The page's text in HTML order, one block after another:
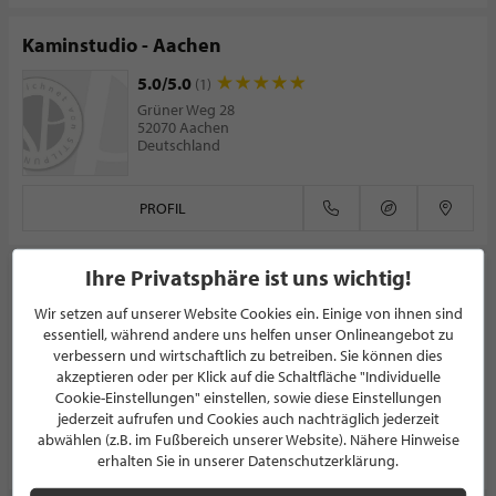
Kaminstudio - Aachen
5.0/5.0 (1)
Grüner Weg 28
52070 Aachen
Deutschland
PROFIL
art of fire Design-Forum GmbH
KAMINSTUDIO
5.0/5.0 (1)
Kassenberg 6
45779 Mülheim an der Ruhr
Deutschland
PROFIL
Ihre Privatsphäre ist uns wichtig!
Wir setzen auf unserer Website Cookies ein. Einige von ihnen sind
essentiell, während andere uns helfen unser Onlineangebot zu
verbessern und wirtschaftlich zu betreiben. Sie können dies
akzeptieren oder per Klick auf die Schaltfläche "Individuelle
Cookie-Einstellungen" einstellen, sowie diese Einstellungen
jederzeit aufrufen und Cookies auch nachträglich jederzeit
abwählen (z.B. im Fußbereich unserer Website). Nähere Hinweise
erhalten Sie in unserer Datenschutzerklärung.